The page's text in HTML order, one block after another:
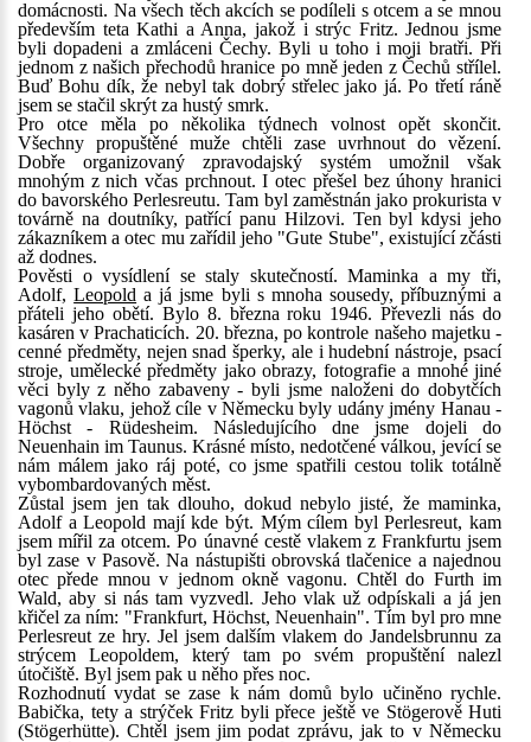
domácnosti. Na všech těch akcích se podíleli s otcem a se mnou
především teta Kathi a Anna, jakož i strýc Fritz. Jednou jsme
byli dopadeni a zmláceni Čechy. Byli u toho i moji bratři. Při
jednom z našich přechodů hranice po mně jeden z Čechů střílel.
Buď Bohu dík, že nebyl tak dobrý střelec jako já. Po třetí ráně
jsem se stačil skrýt za hustý smrk.
Pro otce měla po několika týdnech volnost opět skončit.
Všechny propuštěné muže chtěli zase uvrhnout do vězení.
Dobře organizovaný zpravodajský systém umožnil však
mnohým z nich včas prchnout. I otec přešel bez úhony hranici
do bavorského Perlesreutu. Tam byl zaměstnán jako prokurista v
továrně na doutníky, patřící panu Hilzovi. Ten byl kdysi jeho
zákazníkem a otec mu zařídil jeho "Gute Stube", existující zčásti
až dodnes.
Pověsti o vysídlení se staly skutečností. Maminka a my tři,
Adolf,Leopold a já jsme byli s mnoha sousedy, příbuznými a
přáteli jeho obětí. Bylo 8. března roku 1946. Převezli nás do
kasáren v Prachaticích. 20. března, po kontrole našeho majetku -
cenné předměty, nejen snad šperky, ale i hudební nástroje, psací
stroje, umělecké předměty jako obrazy, fotografie a mnohé jiné
věci byly z něho zabaveny - byli jsme naloženi do dobytčích
vagonů vlaku, jehož cíle v Německu byly udány jmény Hanau -
Höchst - Rüdesheim. Následujícího dne jsme dojeli do
Neuenhain im Taunus. Krásné místo, nedotčené válkou, jevící se
nám málem jako ráj poté, co jsme spatřili cestou tolik totálně
vybombardovaných měst.
Zůstal jsem jen tak dlouho, dokud nebylo jisté, že maminka,
Adolf a Leopold mají kde být. Mým cílem byl Perlesreut, kam
jsem mířil za otcem. Po únavné cestě vlakem z Frankfurtu jsem
byl zase v Pasově. Na nástupišti obrovská tlačenice a najednou
otec přede mnou v jednom okně vagonu. Chtěl do Furth im
Wald, aby si nás tam vyzvedl. Jeho vlak už odpískali a já jen
křičel za ním: "Frankfurt, Höchst, Neuenhain". Tím byl pro mne
Perlesreut ze hry. Jel jsem dalším vlakem do Jandelsbrunnu za
strýcem Leopoldem, který tam po svém propuštění nalezl
útočiště. Byl jsem pak u něho přes noc.
Rozhodnutí vydat se zase k nám domů bylo učiněno rychle.
Babička, tety a strýček Fritz byli přece ještě ve Stögerově Huti
(Stögerhütte). Chtěl jsem jim podat zprávu, jak to v Německu